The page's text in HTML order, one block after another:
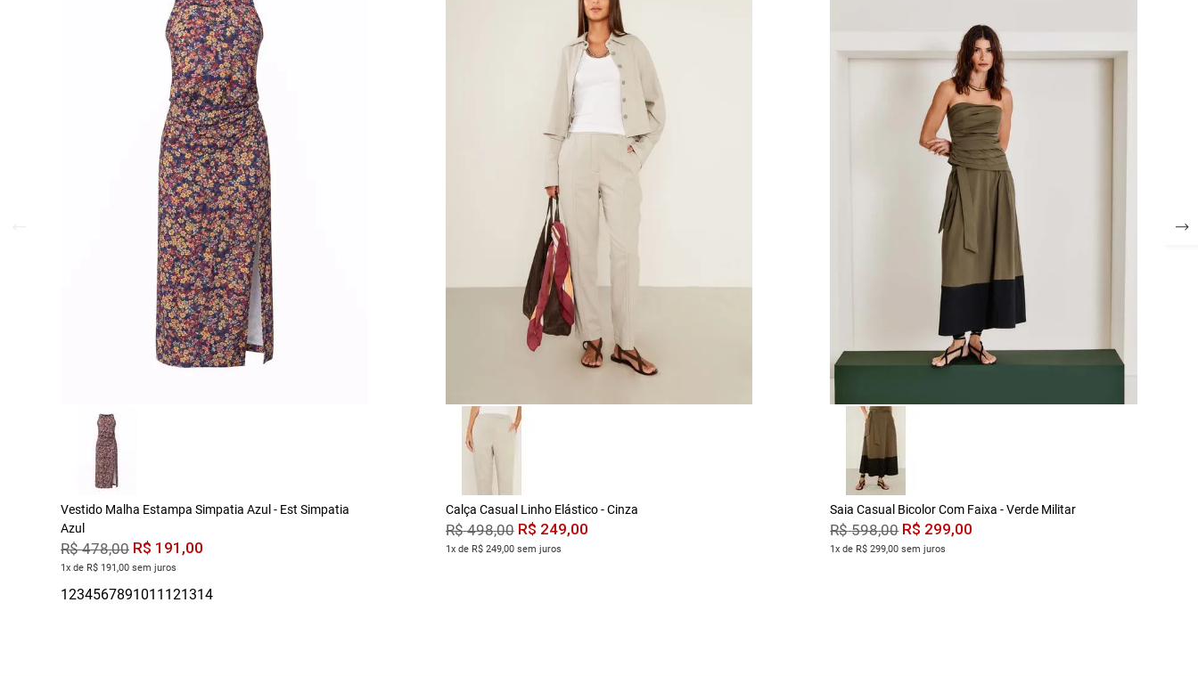
Vestido Malha Estampa Simpatia Azul - Est Simpatia
Azul
R$ 478,00 R$ 191 ,00
1x de R$ 191,00 sem juros
Calça Casual Linho Elástico - Cinza
R$ 498,00 R$ 249,00
1x de R$ 249,00 sem juros
Saia Casual Bicolor Com Faixa - Verde Militar
R$ 598,00 R$ 299,00
1x de R$ 299,00 sem juros